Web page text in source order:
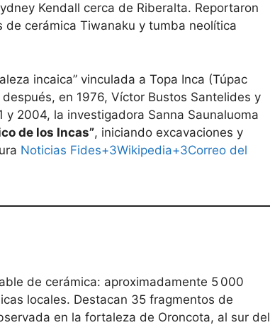
Kendall cerca de Riberalta. Reportaron
cerámica Tiwanaku y tumba neolítica
incaica” vinculada a Topa Inca (Túpac
en 1976, Víctor Bustos Santelides y
2004, la investigadora Sanna Saunaluoma
de los Incas”, iniciando excavaciones y
Noticias Fides+3Wikipedia+3Correo del
de cerámica: aproximadamente 5 000
locales. Destacan 35 fragmentos de
en la fortaleza de Oroncota, al sur del